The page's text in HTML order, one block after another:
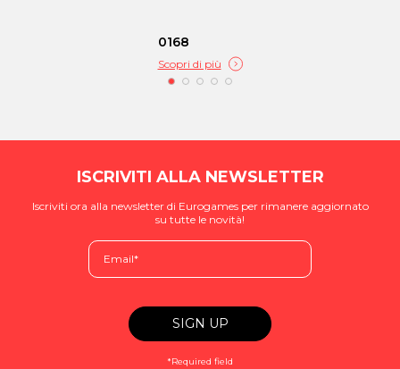
0168
Scopri di più
ISCRIVITI ALLA NEWSLETTER
Iscriviti ora alla newsletter di Eurogames per rimanere aggiornato
su tutte le novità!
*Required field